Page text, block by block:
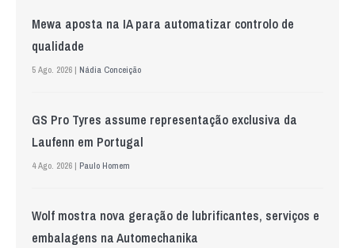
Mewa aposta na IA para automatizar controlo de
qualidade
5 Ago. 2026 | Nádia Conceição
GS Pro Tyres assume representação exclusiva da
Laufenn em Portugal
4 Ago. 2026 | Paulo Homem
Wolf mostra nova geração de lubrificantes, serviços e
embalagens na Automechanika